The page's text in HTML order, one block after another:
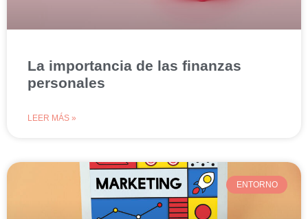
La importancia de las finanzas
personales
LEER MÁS »
ENTORNO